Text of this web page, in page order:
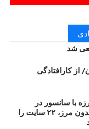
شد
از کارافتادگی
با سانسور در
اینترنت: #آزادی هم‌آیند گزارشگران‌ بدون مرز، ۲۲ سایت را